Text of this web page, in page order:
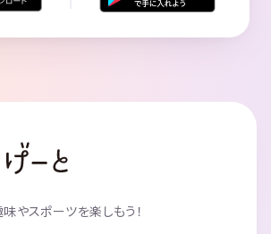
やスポーツを楽しもう！